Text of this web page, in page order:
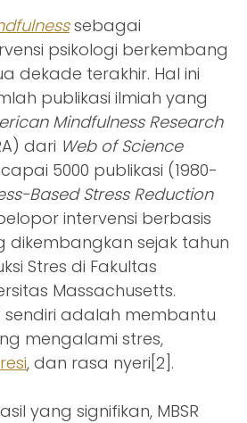
sebagai
psikologi berkembang
dekade terakhir. Hal ini
publikasi ilmiah yang
Mindfulness Research
dari Web of Science
5000 publikasi (1980-
Based Stress Reduction
intervensi berbasis
dikembangkan sejak tahun
Stres di Fakultas
Massachusetts.
sendiri adalah membantu
mengalami stres,
, dan rasa nyeri[2].
yang signifikan, MBSR